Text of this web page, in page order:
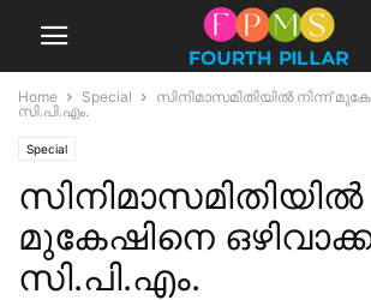
Home Special
സിനിമാസമിതിയില്‍ നിന്ന്
സി.പി.എം.
Special
സിനിമാസമിതിയില്‍
മുകേഷിനെ
സി.പി.എം.